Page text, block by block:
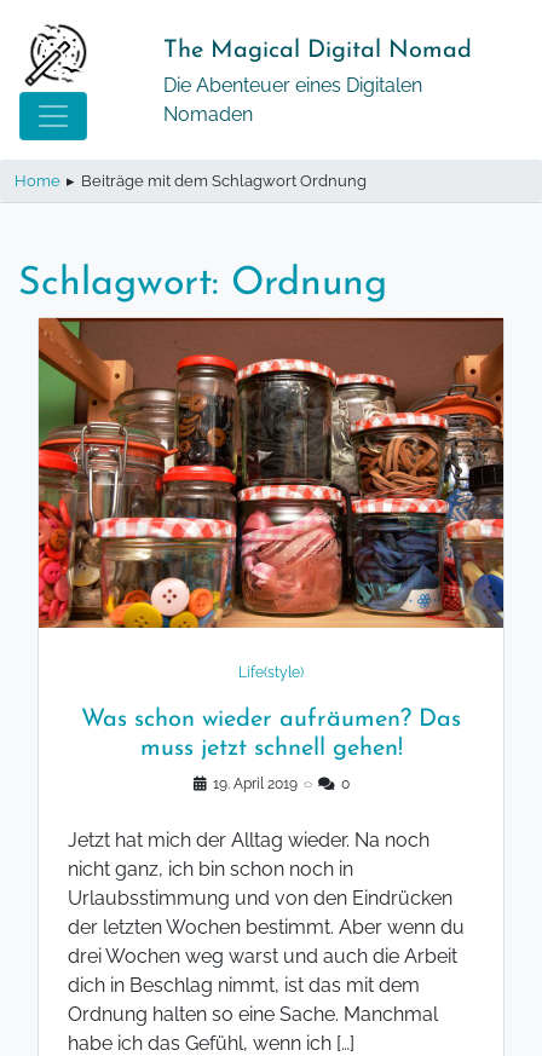
zum
Inhalt
The Magical Digital Nomad
Die Abenteuer eines Digitalen
Nomaden
Home ▸ Beiträge mit dem Schlagwort Ordnung
Schlagwort: Ordnung
Life(style)
Was schon wieder aufräumen? Das
muss jetzt schnell gehen!
19. April 2019 ◌ 0
Jetzt hat mich der Alltag wieder. Na noch
nicht ganz, ich bin schon noch in
Urlaubsstimmung und von den Eindrücken
der letzten Wochen bestimmt. Aber wenn du
drei Wochen weg warst und auch die Arbeit
dich in Beschlag nimmt, ist das mit dem
Ordnung halten so eine Sache. Manchmal
habe ich das Gefühl, wenn ich […]